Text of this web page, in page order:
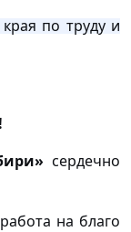
по труду и
сердечно
на благо